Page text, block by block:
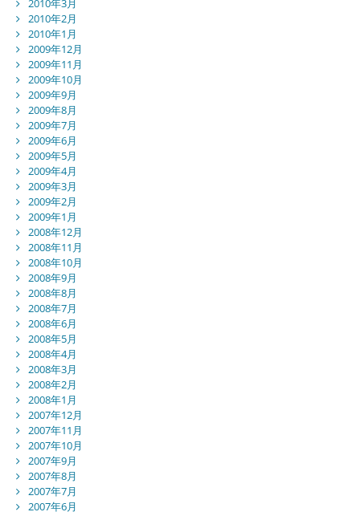
2010年3月
2010年2月
2010年1月
2009年12月
2009年11月
2009年10月
2009年9月
2009年8月
2009年7月
2009年6月
2009年5月
2009年4月
2009年3月
2009年2月
2009年1月
2008年12月
2008年11月
2008年10月
2008年9月
2008年8月
2008年7月
2008年6月
2008年5月
2008年4月
2008年3月
2008年2月
2008年1月
2007年12月
2007年11月
2007年10月
2007年9月
2007年8月
2007年7月
2007年6月